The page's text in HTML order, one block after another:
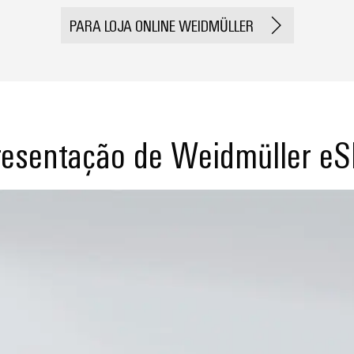
PARA LOJA ONLINE WEIDMÜLLER
de Weidmüller